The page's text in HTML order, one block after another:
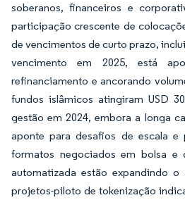
soberanos, financeiros e
participação crescente de
de vencimentos de curto prazo,
vencimento em 2025, está
refinanciamento e ancorando
fundos islâmicos atingiram USD
gestão em 2024, embora a longa
aponte para desafios de escala e
formatos negociados em bolsa e
automatizada estão expandindo
projetos-piloto de tokenização